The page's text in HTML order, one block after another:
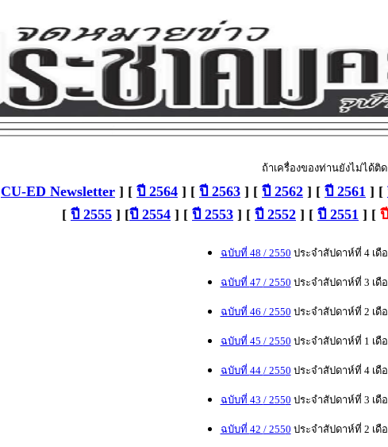
ถ้าเครื่องของท่านยังไม่ได้ติ
CU-ED Newsletter ] [ ปี 2564 ] [ ปี 2563 ] [ ปี 2562 ] [ ปี 2561 ] [
[ ปี 2555 ] [ปี 2554 ] [ ปี 2553 ] [ ปี 2552 ] [ ปี 2551 ] [
ฉบับที่ 48 / 2550 ประจำสัปดาห์ที่ 4เดื
ฉบับที่ 47 / 2550 ประจำสัปดาห์ที่ 3 เดื
ฉบับที่ 46 / 2550 ประจำสัปดาห์ที่ 2 เดื
ฉบับที่ 45 / 2550 ประจำสัปดาห์ที่ 1 เดื
ฉบับที่ 44 / 2550 ประจำสัปดาห์ที่ 4เดื
ฉบับที่ 43 / 2550 ประจำสัปดาห์ที่ 3 เดื
ฉบับที่ 42 / 2550 ประจำสัปดาห์ที่ 2 เดื